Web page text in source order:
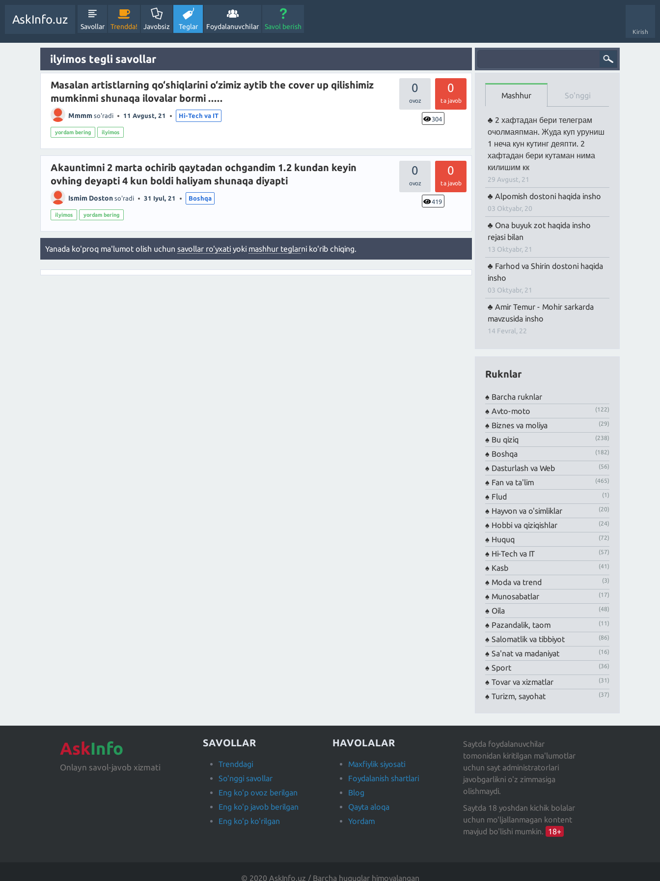
Kirish
AskInfo.uz
Savollar Trendda! Javobsiz Teglar Foydalanuvchilar Savol berish
ilyimos tegli savollar
0 0
ta javob
304
Masalan artistlarning qo‘shiqlarini o‘zimiz aytib the cover up qilishimiz
mumkinmi shunaqa ilovalar bormi .....
Mmmm so'radi 11 Avgust, 21 Hi-Tech va IT
yordam bering ilyimos
0 0
ta javob
419
Akauntimni 2 marta ochirib qaytadan ochgandim 1.2 kundan keyin
ovhing deyapti 4 kun boldi haliyam shunaqa diyapti
Ismim Doston so'radi 31 Iyul, 21 Boshqa
ilyimos yordam bering
Yanada ko'proq ma'lumot olish uchun savollar ro'yxati yoki mashhur teglarni ko'rib chiqing.
Mashhur So'nggi
2 хафтадан бери телеграм
очолмаяпман. Жуда куп уруниш
1 неча кун кутинг деяпти. 2
хафтадан бери кутаман нима
килишим кк
29 Avgust, 21
Alpomish dostoni haqida insho
03 Oktyabr, 20
Ona buyuk zot haqida insho
rejasi bilan
13 Oktyabr, 21
Farhod va Shirin dostoni haqida
insho
03 Oktyabr, 21
Amir Temur - Mohir sarkarda
mavzusida insho
14 Fevral, 22
Ruknlar
Barcha ruknlar
Avto-moto
(122)
Biznes va moliya (29)
Bu qiziq (238)
Boshqa (182)
Dasturlash va Web (56)
Fan va ta'lim (465)
Flud (1)
Hayvon va o'simliklar (20)
Hobbi va qiziqishlar (24)
Huquq (72)
Hi-Tech va IT (57)
Kasb (41)
Moda va trend (3)
Munosabatlar (17)
Oila (48)
Pazandalik, taom (11)
Salomatlik va tibbiyot (86)
Sa'nat va madaniyat (16)
Sport (36)
Tovar va xizmatlar (31)
Turizm, sayohat (37)
AskInfo
Onlayn savol-javob xizmati
SAVOLLAR
Trenddagi
So'nggi savollar
Eng ko'p ovoz berilgan
Eng ko'p javob berilgan
Eng ko'p ko'rilgan
HAVOLALAR
Maxfiylik siyosati
Foydalanish shartlari
Blog
Qayta aloqa
Yordam
Saytda foydalanuvchilar
tomonidan kiritilgan ma'lumotlar
uchun sayt administratorlari
javobgarlikni o'z zimmasiga
olishmaydi.
Saytda 18 yoshdan kichik bolalar
uchun mo'ljallanmagan kontent
mavjud bo'lishi mumkin.
18+
© 2020 AskInfo.uz / Barcha huquqlar himoyalangan